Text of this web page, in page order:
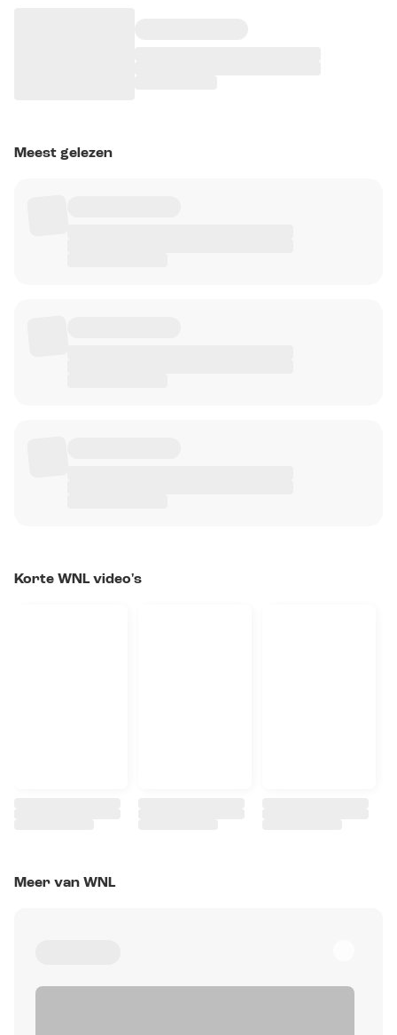
Meest gelezen
Korte WNL video's
Meer van WNL